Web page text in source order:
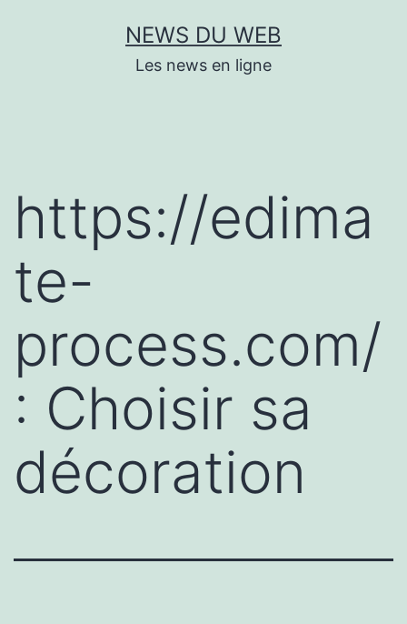
NEWS DU WEB
Les news en ligne
https://edima
te-
process.com/
: Choisir sa
décoration